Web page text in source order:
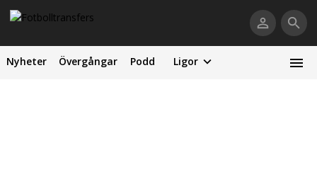
Nyheter Övergångar Podd Ligor